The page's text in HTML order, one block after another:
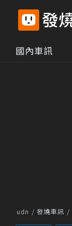
國內車訊
udn 發燒車訊